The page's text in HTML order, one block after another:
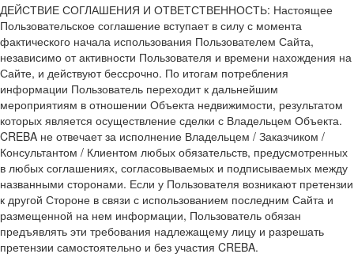
ДЕЙСТВИЕ СОГЛАШЕНИЯ И ОТВЕТСТВЕННОСТЬ: Настоящее
Пользовательское соглашение вступает в силу с момента
фактического начала использования Пользователем Сайта,
независимо от активности Пользователя и времени нахождения на
Сайте, и действуют бессрочно. По итогам потребления
информации Пользователь переходит к дальнейшим
мероприятиям в отношении Объекта недвижимости, результатом
которых является осуществление сделки с Владельцем Объекта.
CREBA не отвечает за исполнение Владельцем / Заказчиком /
Консультантом / Клиентом любых обязательств, предусмотренных
в любых соглашениях, согласовываемых и подписываемых между
названными сторонами. Если у Пользователя возникают претензии
к другой Стороне в связи с использованием последним Сайта и
размещенной на нем информации, Пользователь обязан
предъявлять эти требования надлежащему лицу и разрешать
претензии самостоятельно и без участия CREBA.